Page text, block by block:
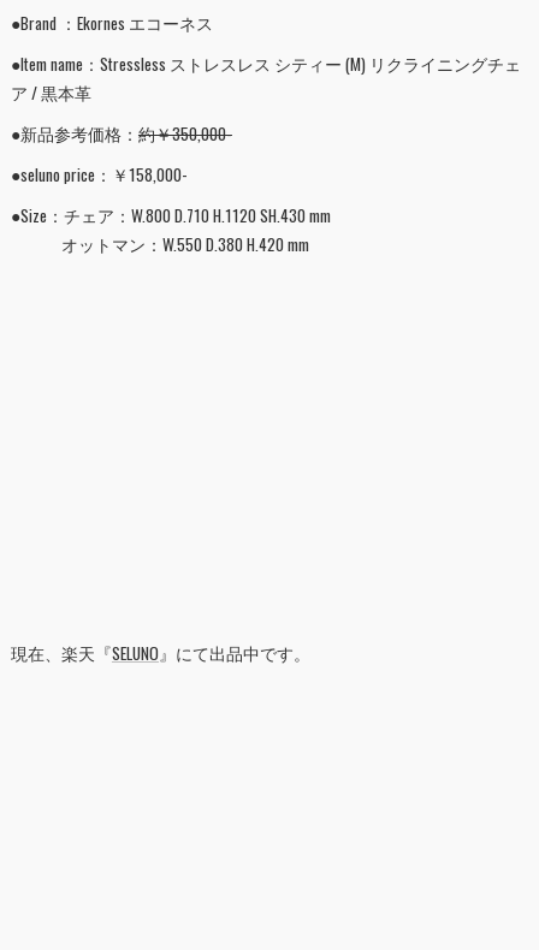
●Brand ：Ekornes エコーネス
●Item name：Stressless ストレスレス シティー (M) リクライニングチェ
ア / 黒本革
●新品参考価格： 約￥350,000-
●seluno price：￥158,000-
●Size：チェア：W.800 D.710 H.1120 SH.430 mm
オットマン：W.550 D.380 H.420 mm
現在、楽天『SELUNO』にて出品中です。